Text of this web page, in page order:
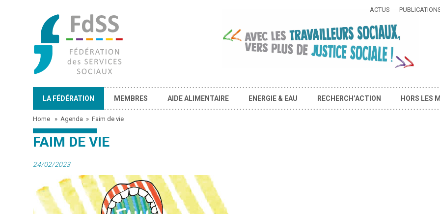
ACTUS
LA FÉDÉRATION MEMBRES AIDE ALIMENTAIRE ENERGIE & EAU RECHERCH’ACTION HORS LES
Home »Agenda »Faim de vie
FAIM DE VIE
24/02/2023